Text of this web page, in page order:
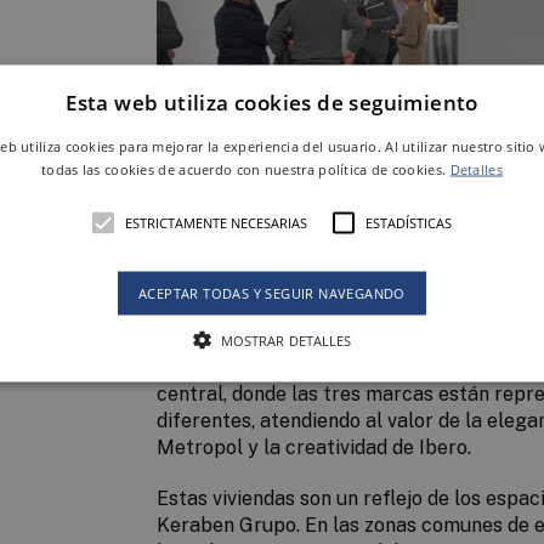
Keraben Grupo, con presencia en más de
una amplia red de distribución,
el punto de encuentro con todos ellos
El showroom de Keraben Grupo recrea
central, donde las tres marcas están
diferentes, atendiendo al valor de la
Metropol y la creatividad de Ibero.
Estas viviendas son un reflejo de los
Keraben Grupo. En las zonas comunes
Esta web utiliza cookies de seguimiento
utiliza cookies para mejorar la experiencia del usuario. Al utilizar nuestro sitio
todas las cookies de acuerdo con nuestra política de cookies. Detalles
ESTRICTAMENTE NECESARIAS ESTADÍSTICAS
ACEPTAR TODAS Y SEGUIR NAVEGANDO
MOSTRAR DETALLES